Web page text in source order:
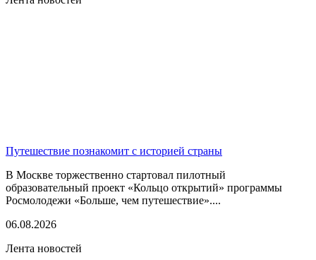
Путешествие познакомит с историей страны
В Москве торжественно стартовал пилотный
образовательный проект «Кольцо открытий» программы
Росмолодежи «Больше, чем путешествие»....
06.08.2026
Лента новостей